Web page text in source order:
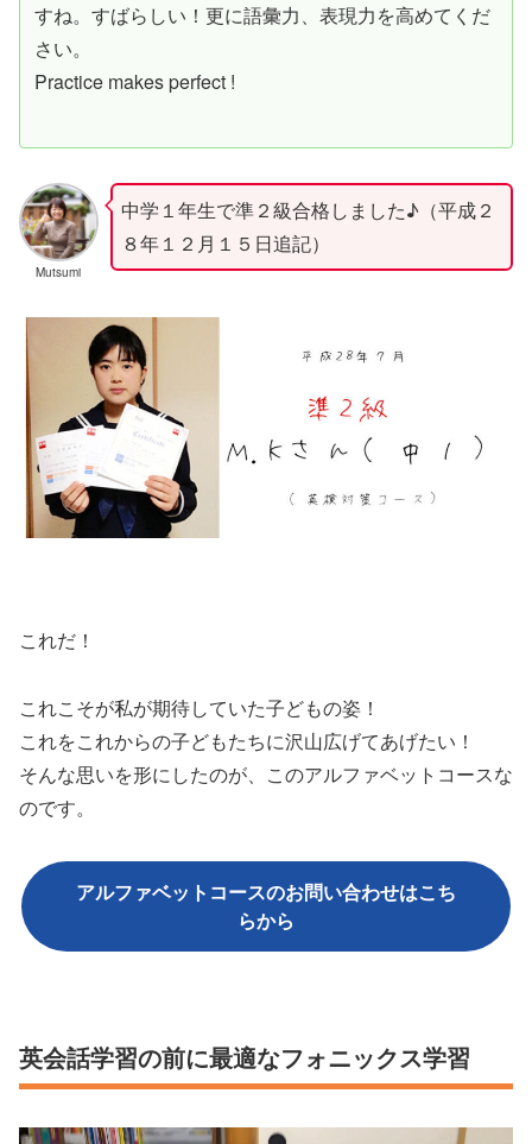
すね。すばらしい！更に語彙力、表現力を高めてくだ
さい。
Practice makes perfect !
Mutsumi
中学１年生で準２級合格しました♪（平成２
８年１２月１５日追記）
これだ！
これこそが私が期待していた子どもの姿！
これをこれからの子どもたちに沢山広げてあげたい！
そんな思いを形にしたのが、このアルファベットコースな
のです。
アルファベットコースのお問い合わせはこち
らから
英会話学習の前に最適なフォニックス学習